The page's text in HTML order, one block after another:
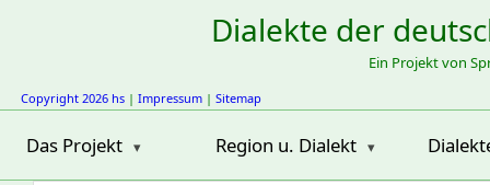
Dialekte der
Ein Projekt von
Copyright 2026 hs | Impressum | Sitemap
Das Projekt Region u. Dialekt